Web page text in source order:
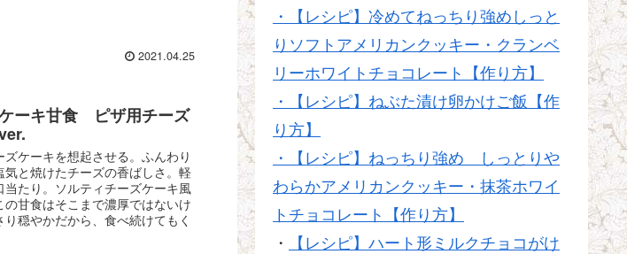
2021.04.25
ケーキ甘食 ピザ用チーズ
ケーキを想起させる。ふんわり
と焼けたチーズの香ばしさ。軽
たり。ソルティチーズケーキ風
甘食はそこまで濃厚ではないけ
穏やかだから、食べ続けてもく
・【レシピ】冷めてねっちり強めしっと
りソフトアメリカンクッキー・クランベ
リーホワイトチョコレート【作り方】
・【レシピ】ねぶた漬け卵かけご飯【作
り方】
・【レシピ】ねっちり強め しっとりや
わらかアメリカンクッキー・抹茶ホワイ
トチョコレート【作り方】
・
【レシピ】ハート形ミルクチョコがけ